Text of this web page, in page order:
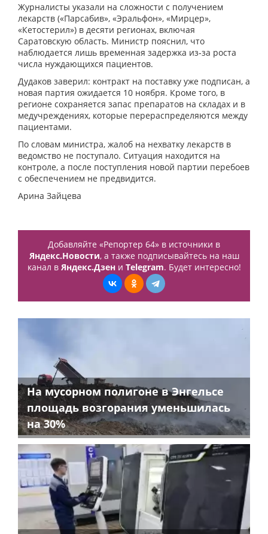
Журналисты указали на сложности с получением
лекарств («Парсабив», «Эральфон», «Мирцер»,
«Кетостерил») в десяти регионах, включая
Саратовскую область. Министр пояснил, что
наблюдается лишь временная задержка из‑за роста
числа нуждающихся пациентов.
Дудаков заверил: контракт на поставку уже подписан, а
новая партия ожидается 10 ноября. Кроме того, в
регионе сохраняется запас препаратов на складах и в
медучреждениях, которые перераспределяются между
пациентами.
По словам министра, жалоб на нехватку лекарств в
ведомство не поступало. Ситуация находится на
контроле, а после поступления новой партии перебоев
с обеспечением не предвидится.
Арина Зайцева
Добавляйте «Репортер 64» в источники в
Яндекс.Новости, а также подписывайтесь на наш
канал в Яндекс.Дзени Telegram. Будет интересно!
На мусорном полигоне в Энгельсе
площадь возгорания уменьшилась
на 30%